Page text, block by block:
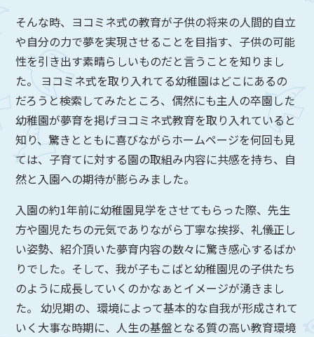
そんな時、ヨコミネ式の教育が子供の将来の人間的自立
や自分の力で夢を実現させることを目指す、子供の可能
性を引き出す素晴らしいものだと言うことを知りまし
た。 ヨコミネ式を取り入れてる幼稚園はどこにあるの
だろうと検索してみたところ、偶然にも主人の卒園した
幼稚園が夢育を掲げヨコミネ式教育を取り入れていると
知り、驚きとともに喜びながらホームページを何回も見
ては、子育てに対する園の取組み内容に共感を持ち、自
然と入園への期待が膨らみました。
入園の約1年前に幼稚園見学をさせてもらった際、先生
方や園児たちの元気でありながら丁寧な挨拶、礼儀正し
い姿勢、紹介頂いた夢育内容の数々に驚き感心するばか
りでした。そして、我が子もこばと幼稚園児の子供たち
のように成長していくのかなぁとイメージが湧きまし
た。 幼児期の、環境によって基本的な自我が形成されて
いく大事な時期に、人生の基盤となる質の高い教育環境